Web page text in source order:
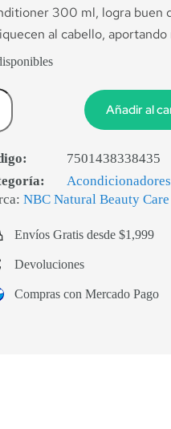
300 ml, logra buen
al cabello,
Añadir al
7501438338435
NBC Natural Beauty Care
Envíos Gratis desde $1,999
Devoluciones
Compras con Mercado Pago